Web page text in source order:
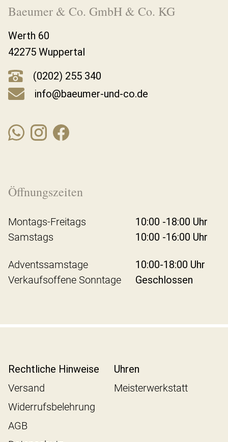
Baeumer & Co. GmbH & Co. KG
Werth 60
42275 Wuppertal
(0202) 255 340
info@baeumer-und-co.de
Öffnungszeiten
Montags-Freitags
10:00 -18:00 Uhr
Samstags
10:00 -16:00 Uhr
Adventssamstage
10:00-18:00 Uhr
Verkaufsoffene Sonntage
Geschlossen
Rechtliche Hinweise
Versand
Widerrufsbelehrung
AGB
Uhren
Meisterwerkstatt